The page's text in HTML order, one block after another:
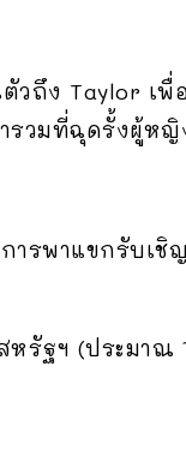
ถึง Taylor เพื่
วมที่ฉุดรั้งผู้หญิง
ารพาแขกรับเ
รัฐฯ (ประมาณ